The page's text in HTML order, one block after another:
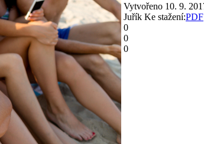
Vytvořeno 10. 9.
Juřík Ke stažení:PDF
0
0
0